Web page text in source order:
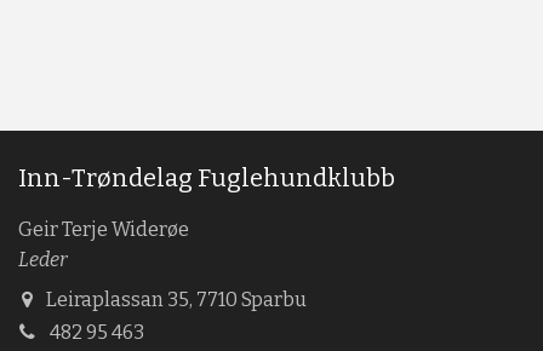
Inn-Trøndelag Fuglehundklubb
Geir Terje Widerøe
Leder
Leiraplassan 35, 7710 Sparbu
482 95 463